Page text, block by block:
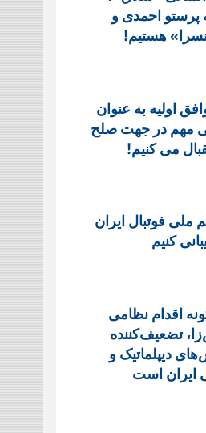
پرستو احمدی و
هستیم!
اولیه به عنوان
مهم در جهت صلح
می کنیم!
ملی فوتبال ایران
کنیم
اقدام نظامی
تضعیف‌کننده
دیپلماتیک و
ایران است